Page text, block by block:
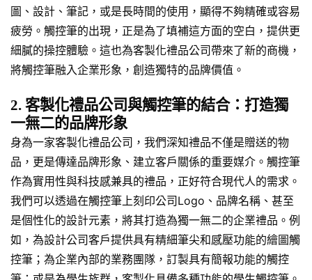
圖、設計、筆記，或是長時間的使用，顯得不夠精確或容易
疲勞。觸控筆的出現，正是為了填補這方面的空白，提供更
細膩的操控體驗。這也為客製化禮品公司帶來了新的商機，
將觸控筆融入企業形象，創造獨特的品牌價值。
2. 客製化禮品公司與觸控筆的結合：打造獨
一無二的品牌形象
身為一家客製化禮品公司，我們深知禮品不僅是贈送的物
品，更是傳達品牌形象、建立客戶關係的重要媒介。觸控筆
作為實用性與科技感兼具的禮品，正好符合現代人的需求。
我們可以透過在觸控筆上刻印公司Logo、品牌名稱、甚至
是個性化的設計元素，將其打造為獨一無二的企業禮品。例
如，為設計公司客戶提供具有精細筆尖和感壓功能的繪圖觸
控筆；為企業內部的業務團隊，訂製具有簡報功能的觸控